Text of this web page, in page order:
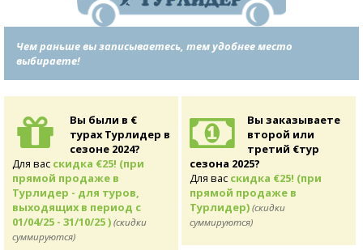
Чем раньше вы записываетесь, тем удобнее место
выбираете!
Вы были в €
турах Турлидер в
сезоне 2024?
Для вас скидка €25! (при
прямой продаже в
Турлидер - для туров,
выходящих в период с
01/04/25 - 31/10/25 ) (скидки
суммируются)
Вы заказываете
второй или
третий €тур
сезона 2025?
Для вас скидка €25! (при
прямой продаже в
Турлидер) (скидки
суммируются)